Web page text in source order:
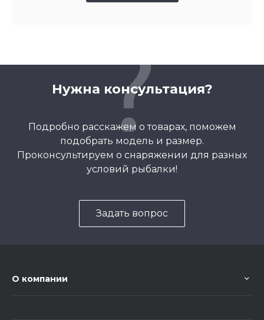
Нужна консультация?
Подробно расскажем о товарах, поможем
подобрать модель и размер.
Проконсультируем о снаряжении для разных
условий рыбалки!
Задать вопрос
О компании